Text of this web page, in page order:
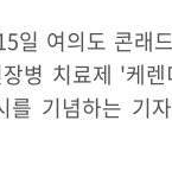
일 여의도 콘래
병 치료제 '케렌
기념하는 기